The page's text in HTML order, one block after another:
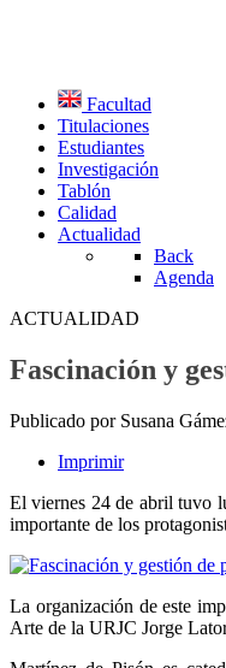
Facultad
Titulaciones
Estudiantes
Investigación
Tablón
Calidad
Actualidad
Back
Agenda
ACTUALIDAD
Fascinación y
Publicado por Susana
Imprimir
El viernes 24 de abril tuvo
importante de los
La organización de este
Arte de la URJC Jorge